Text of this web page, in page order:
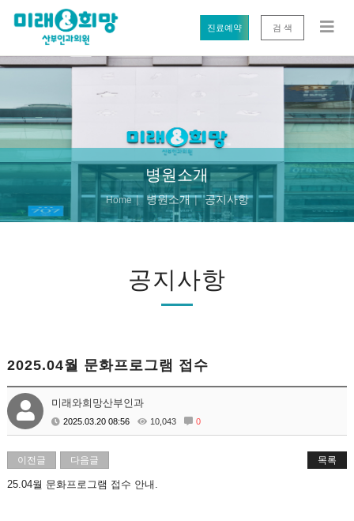
진료예약 검 색
병원소개
Home 병원소개 공지사항
공지사항
2025.04월 문화프로그램 접수
미래와희망산부인과
2025.03.20 08:56 10,043 0
이전글 다음글 목록
25.04월 문화프로그램 접수 안내.